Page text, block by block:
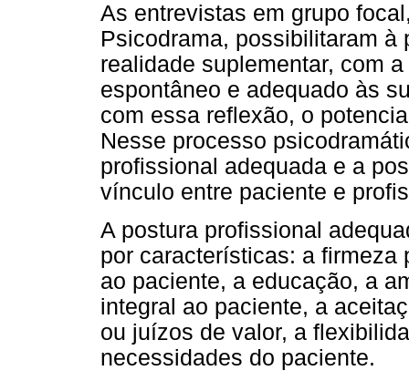
As entrevistas em grupo
Psicodrama, possibilitaram à
realidade suplementar, com
espontâneo e adequado às
com essa reflexão, o
Nesse processo
profissional adequada e a
vínculo entre paciente e
A postura profissional
por características: a firmeza
ao paciente, a educação, a
integral ao paciente, a
ou juízos de valor, a
necessidades do paciente.